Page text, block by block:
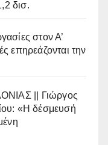
δισ.
στον Α’
επηρεάζονται την
|| Γιώργος
«Η δέσμευσή